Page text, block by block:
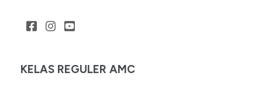
KELAS REGULER AMC